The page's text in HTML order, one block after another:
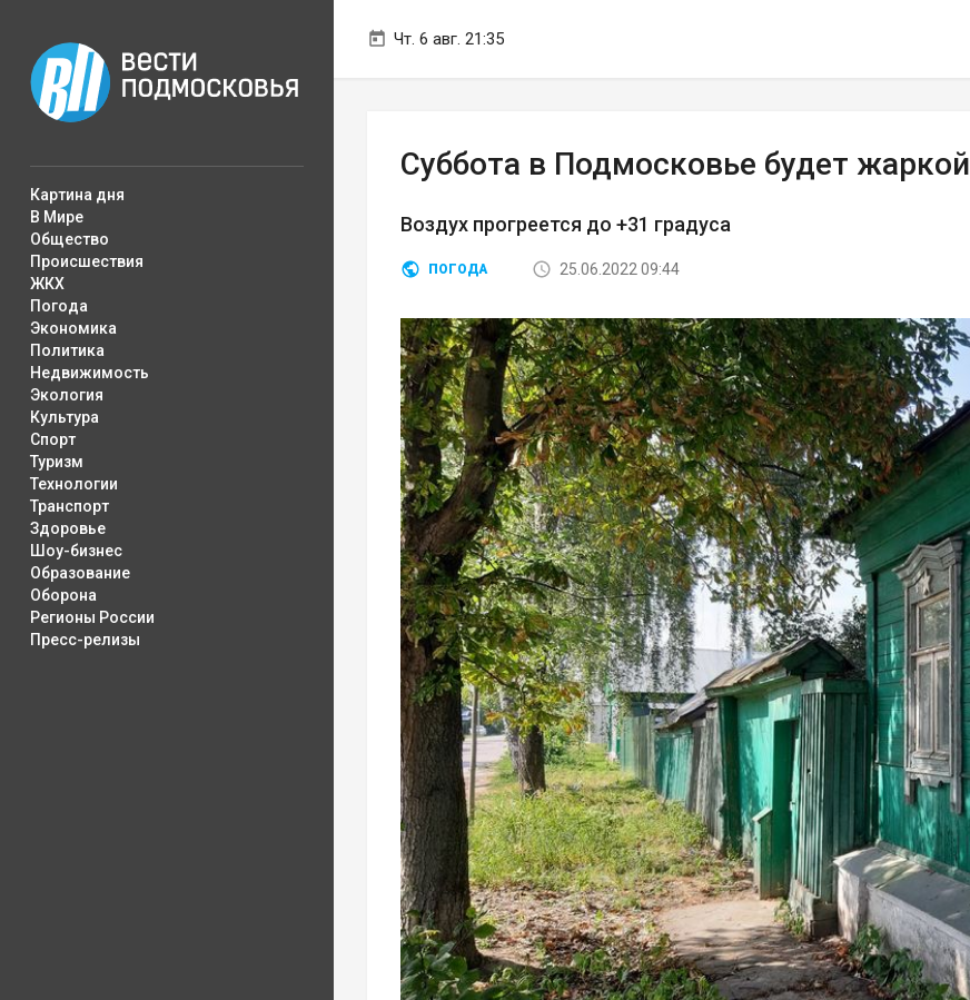
Чт. 6 авг. 21:35
Картина дня
В Мире
Общество
Происшествия
ЖКХ
Погода
Экономика
Политика
Недвижимость
Экология
Культура
Спорт
Туризм
Технологии
Транспорт
Здоровье
Шоу-бизнес
Образование
Оборона
Регионы России
Пресс-релизы
Суббота в Подмосковье будет жаркой
Воздух прогреется до +31 градуса
ПОГОДА 25.06.2022 09:44